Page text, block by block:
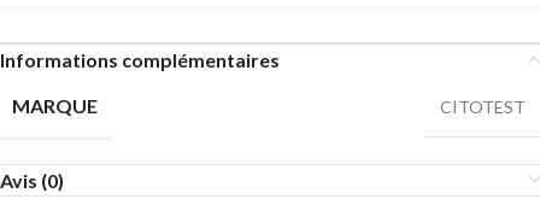
Informations complémentaires
MARQUE
CITOTEST
Avis (0)